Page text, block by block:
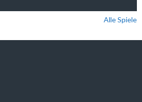
Alle Spiele